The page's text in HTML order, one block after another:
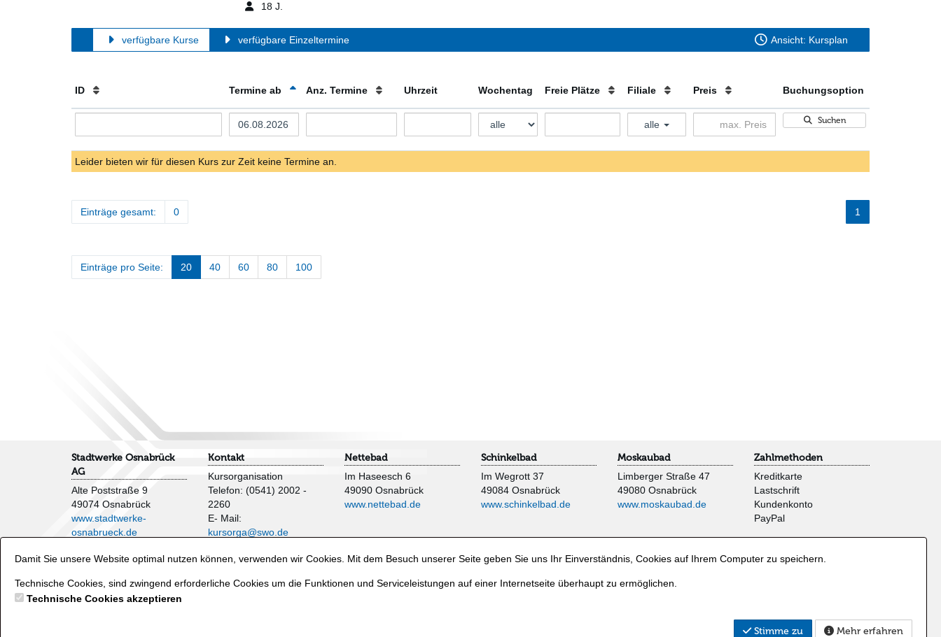
18 J.
verfügbare Kurse verfügbare Einzeltermine Ansicht: Kursplan
ID Termine ab Anz. Termine Uhrzeit Wochentag Freie Plätze Filiale Preis Buchungsoption
alle Suchen
Leider bieten wir für diesen Kurs zur Zeit keine Termine an.
1
Einträge gesamt: 0
Einträge pro Seite: 20 40 60 80 100
Stadtwerke Osnabrück
AG
Alte Poststraße 9
49074 Osnabrück
www.stadtwerke-
osnabrueck.de
AGB
Verträge hier kündigen
Kontakt
Kursorganisation
Telefon: (0541) 2002 -
2260
E- Mail:
kursorga@swo.de
Veranstaltungen und
Telefon: (0541) 2002 -
Nettebad
Im Haseesch 6
49090 Osnabrück
www.nettebad.de
Schinkelbad
Im Wegrott 37
49084 Osnabrück
www.schinkelbad.de
Moskaubad
Limberger Straße 47
49080 Osnabrück
www.moskaubad.de
Zahlmethoden
Kreditkarte
Lastschrift
Kundenkonto
PayPal
Damit Sie unsere Website optimal nutzen können, verwenden wir Cookies. Mit dem Besuch unserer Seite geben Sie uns Ihr Einverständnis, Cookies auf Ihrem Computer zu speichern.
Technische Cookies, sind zwingend erforderliche Cookies um die Funktionen und Serviceleistungen auf einer Internetseite überhaupt zu ermöglichen.
Technische Cookies akzeptieren
Stimme zu Mehr erfahren